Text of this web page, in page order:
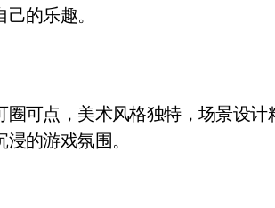
的乐趣。
圈可点，美术风格独特，场景设
的游戏氛围。